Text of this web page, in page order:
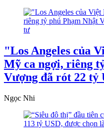
"Los Angeles của
Mỹ ca ngợi, riêng
Vượng đã rót 22 tỷ
Ngọc Nhi